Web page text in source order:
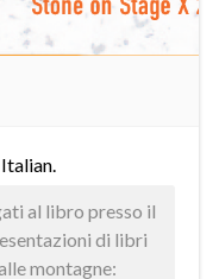
Italian.
al libro presso il
di libri
montagne: